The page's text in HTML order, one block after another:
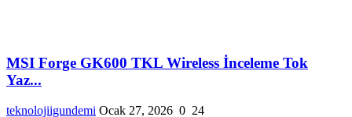
MSI Forge GK600 TKL Wireless İnceleme Tok
Yaz...
teknolojiigundemi Ocak 27, 2026 0 24